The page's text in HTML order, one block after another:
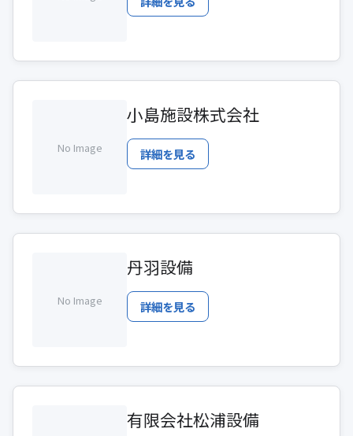
No Image
小島施設株式会社
詳細を見る
No Image
丹羽設備
詳細を見る
有限会社松浦設備